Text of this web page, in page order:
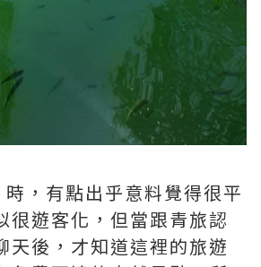
，有點出乎意料覺得很平
很遊客化，但當跟青旅認
天後，才知道這裡的旅遊